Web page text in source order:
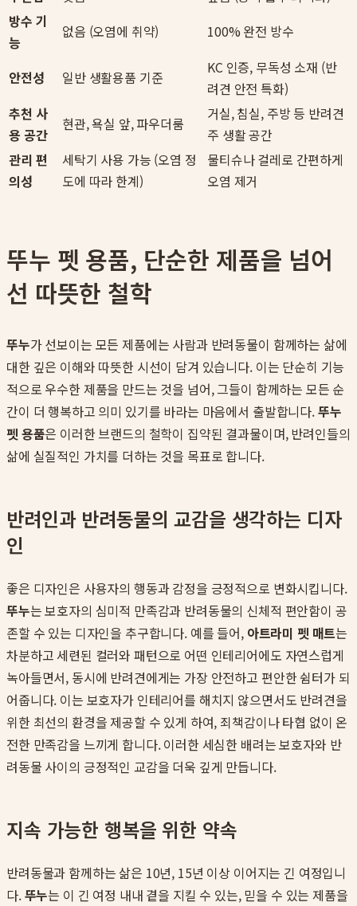
방수 기
능
없음 (오염에 취약) 100% 완전 방수
안전성 일반 생활용품 기준
KC 인증, 무독성 소재 (반
려견 안전 특화)
추천 사
용 공간
현관, 욕실 앞, 파우더룸
거실, 침실, 주방 등 반려견
주 생활 공간
관리 편
의성
세탁기 사용 가능 (오염 정
도에 따라 한계)
물티슈나 걸레로 간편하게
오염 제거
뚜누 펫 용품, 단순한 제품을 넘어
선 따뜻한 철학
뚜누가 선보이는 모든 제품에는 사람과 반려동물이 함께하는 삶에
대한 깊은 이해와 따뜻한 시선이 담겨 있습니다. 이는 단순히 기능
적으로 우수한 제품을 만드는 것을 넘어, 그들이 함께하는 모든 순
간이 더 행복하고 의미 있기를 바라는 마음에서 출발합니다.뚜누
펫 용품은 이러한 브랜드의 철학이 집약된 결과물이며, 반려인들의
삶에 실질적인 가치를 더하는 것을 목표로 합니다.
반려인과 반려동물의 교감을 생각하는 디자
인
좋은 디자인은 사용자의 행동과 감정을 긍정적으로 변화시킵니다.
뚜누는 보호자의 심미적 만족감과 반려동물의 신체적 편안함이 공
존할 수 있는 디자인을 추구합니다. 예를 들어, 아트라미 펫 매트는
차분하고 세련된 컬러와 패턴으로 어떤 인테리어에도 자연스럽게
녹아들면서, 동시에 반려견에게는 가장 안전하고 편안한 쉼터가 되
어줍니다. 이는 보호자가 인테리어를 해치지 않으면서도 반려견을
위한 최선의 환경을 제공할 수 있게 하여, 죄책감이나 타협 없이 온
전한 만족감을 느끼게 합니다. 이러한 세심한 배려는 보호자와 반
려동물 사이의 긍정적인 교감을 더욱 깊게 만듭니다.
지속 가능한 행복을 위한 약속
반려동물과 함께하는 삶은 10년, 15년 이상 이어지는 긴 여정입니
다.뚜누는 이 긴 여정 내내 곁을 지킬 수 있는, 믿을 수 있는 제품을